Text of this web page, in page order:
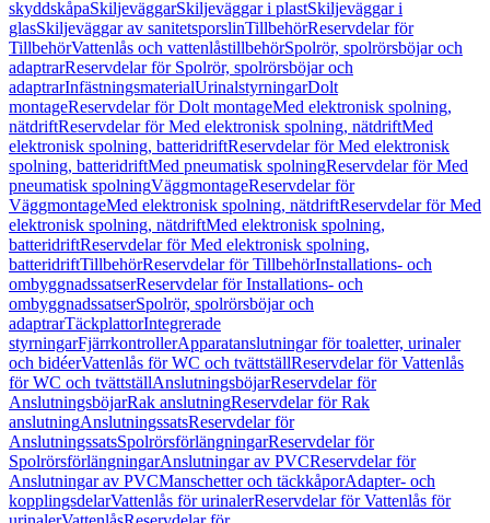
skyddskåpaSkiljeväggarSkiljeväggar i plastSkiljeväggar i
glasSkiljeväggar av sanitetsporslinTillbehörReservdelar för
TillbehörVattenlås och vattenlåstillbehörSpolrör, spolrörsböjar och
adaptrarReservdelar för Spolrör, spolrörsböjar och
adaptrarInfästningsmaterialUrinalstyrningarDolt
montageReservdelar för Dolt montageMed elektronisk spolning,
nätdriftReservdelar för Med elektronisk spolning, nätdriftMed
elektronisk spolning, batteridriftReservdelar för Med elektronisk
spolning, batteridriftMed pneumatisk spolningReservdelar för Med
pneumatisk spolningVäggmontageReservdelar för
VäggmontageMed elektronisk spolning, nätdriftReservdelar för Med
elektronisk spolning, nätdriftMed elektronisk spolning,
batteridriftReservdelar för Med elektronisk spolning,
batteridriftTillbehörReservdelar för TillbehörInstallations- och
ombyggnadssatserReservdelar för Installations- och
ombyggnadssatserSpolrör, spolrörsböjar och
adaptrarTäckplattorIntegrerade
styrningarFjärrkontrollerApparatanslutningar för toaletter, urinaler
och bidéerVattenlås för WC och tvättställReservdelar för Vattenlås
för WC och tvättställAnslutningsböjarReservdelar för
AnslutningsböjarRak anslutningReservdelar för Rak
anslutningAnslutningssatsReservdelar för
AnslutningssatsSpolrörsförlängningarReservdelar för
SpolrörsförlängningarAnslutningar av PVCReservdelar för
Anslutningar av PVCManschetter och täckkåporAdapter- och
kopplingsdelarVattenlås för urinalerReservdelar för Vattenlås för